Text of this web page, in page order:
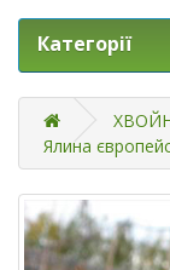
Категорії
Ялина